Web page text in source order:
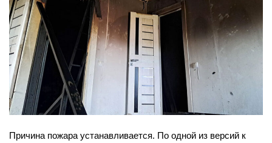
Причина пожара устанавливается. По одной из версий к